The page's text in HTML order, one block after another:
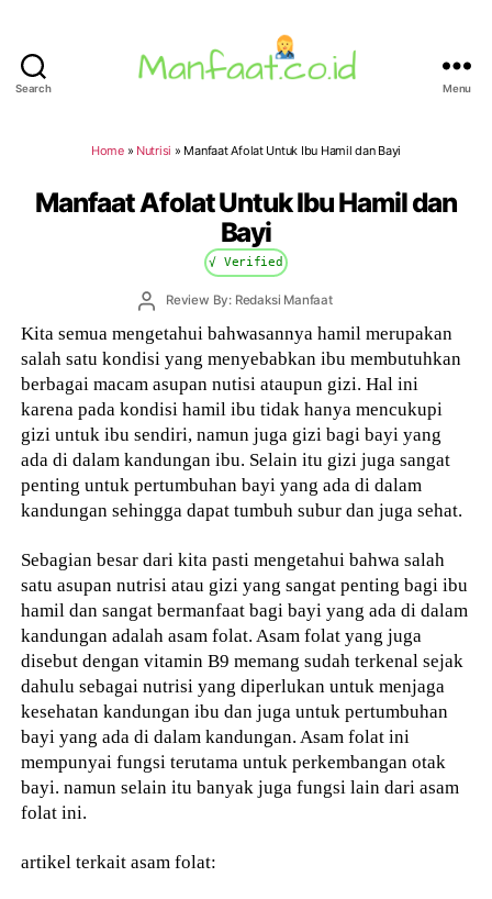
Search Menu
Home» Nutrisi » Manfaat Afolat Untuk Ibu Hamil dan Bayi
Manfaat Afolat Untuk Ibu Hamil dan
Bayi
√ Verified
PostReview By: Redaksi Manfaat
Kita semua mengetahui bahwasannya hamil merupakan
salah satu kondisi yang menyebabkan ibu membutuhkan
berbagai macam asupan nutisi ataupun gizi. Hal ini
karena pada kondisi hamil ibu tidak hanya mencukupi
gizi untuk ibu sendiri, namun juga gizi bagi bayi yang
ada di dalam kandungan ibu. Selain itu gizi juga sangat
penting untuk pertumbuhan bayi yang ada di dalam
kandungan sehingga dapat tumbuh subur dan juga sehat.
Sebagian besar dari kita pasti mengetahui bahwa salah
satu asupan nutrisi atau gizi yang sangat penting bagi ibu
hamil dan sangat bermanfaat bagi bayi yang ada di dalam
kandungan adalah asam folat. Asam folat yang juga
disebut dengan vitamin B9 memang sudah terkenal sejak
dahulu sebagai nutrisi yang diperlukan untuk menjaga
kesehatan kandungan ibu dan juga untuk pertumbuhan
bayi yang ada di dalam kandungan. Asam folat ini
mempunyai fungsi terutama untuk perkembangan otak
bayi. namun selain itu banyak juga fungsi lain dari asam
folat ini.
artikel terkait asam folat: